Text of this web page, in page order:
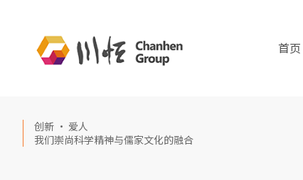
首页
创新 · 爱人
我们崇尚科学精神与儒家文化的融合